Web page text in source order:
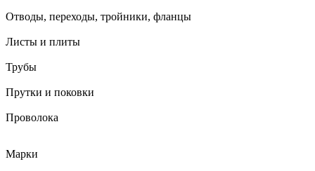
Отводы, переходы, тройники, фланцы
Листы и плиты
Трубы
Прутки и поковки
Проволока
Марки